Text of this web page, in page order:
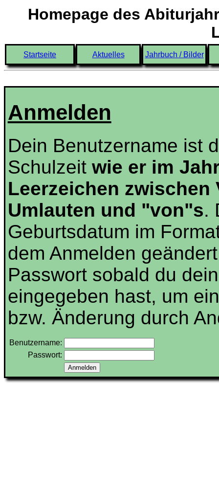
Homepage des
Startseite Aktuelles Jahrbuch / Bilder
Anmelden
Dein Benutzername ist
Schulzeit wie er im
Leerzeichen zwischen
Umlauten und "von"s.
Geburtsdatum im
dem Anmelden
Passwort sobald du
eingegeben hast, um
bzw. Änderung durch
Benutzername:
Passwort: